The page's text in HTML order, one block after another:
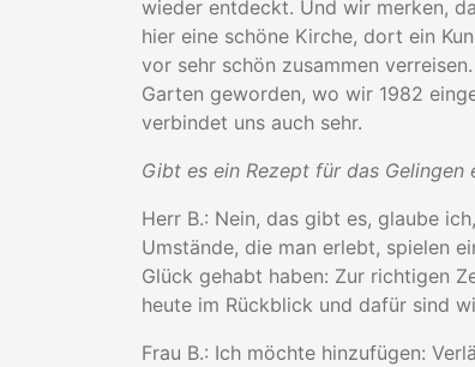
wieder entdeckt. Und wir merken,
hier eine schöne Kirche, dort ein
vor sehr schön zusammen
Garten geworden, wo wir 1982
verbindet uns auch sehr.
Gibt es ein Rezept für das Gelingen
Herr B.: Nein, das gibt es, glaube
Umstände, die man erlebt, spielen
Glück gehabt haben: Zur richtigen
heute im Rückblick und dafür sind
Frau B.: Ich möchte hinzufügen: